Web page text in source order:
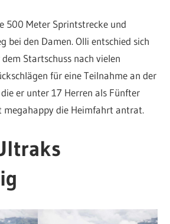
500 Meter Sprintstrecke und
bei den Damen. Olli entschied sich
Startschuss nach vielen
für eine Teilnahme an der
er unter 17 Herren als Fünfter
megahappy die Heimfahrt antrat.